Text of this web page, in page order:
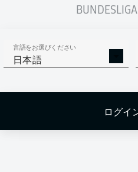
言語をお選びください
日本語
ログイ